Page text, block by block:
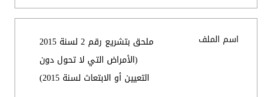
اسم الملف
ملحق بتشريع رقم 2 لسنة 2015
(الأمراض التي لا تحول دون
التعيين أو الابتعاث لسنة 2015)